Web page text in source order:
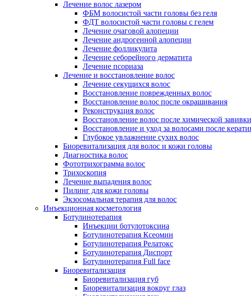
Лечение волос лазером
ФБМ волосистой части головы без геля
ФДТ волосистой части головы с гелем
Лечение очаговой алопеции
Лечение андрогенной алопеции
Лечение фолликулита
Лечение себорейного дерматита
Лечение псориаза
Лечение и восстановление волос
Лечение секущихся волос
Восстановление поврежденных волос
Восстановление волос после окрашивания
Реконструкция волос
Восстановление волос после химической завивки
Восстановление и уход за волосами после
Глубокое увлажнение сухих волос
Биоревитализация для волос и кожи головы
Диагностика волос
Фототрихограмма волос
Трихоскопия
Лечение выпадения волос
Пилинг для кожи головы
Экзосомальная терапия для волос
Инъекционная косметология
Ботулинотерапия
Инъекции ботулотоксина
Ботулинотерапия Ксеомин
Ботулинотерапия Релатокс
Ботулинотерапия Диспорт
Ботулинотерапия Full face
Биоревитализация
Биоревитализация губ
Биоревитализация вокруг глаз